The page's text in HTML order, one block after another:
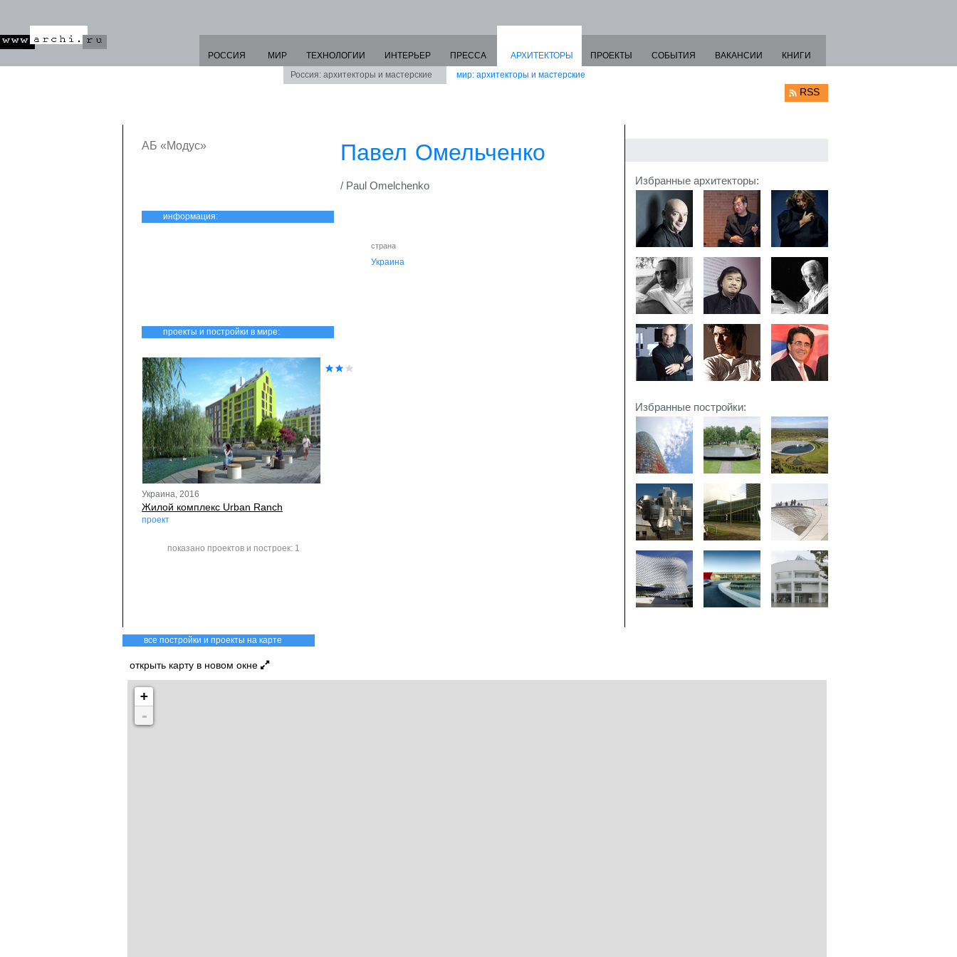
РОССИЯ МИР ТЕХНОЛОГИИ ИНТЕРЬЕР ПРЕССА
АРХИТЕКТОРЫ
Россия: архитекторы и мастерские
мир: архитекторы и мастерские
ПРОЕКТЫ СОБЫТИЯ ВАКАНСИИ КНИГИ
RSS
АБ «Модус» Павел Омельченко
/ Paul Omelchenko
информация:
страна
Украина
проекты и постройки в мире:
Украина, 2016
Жилой комплекс Urban Ranch
проект
показано проектов и построек: 1
Избранные архитекторы:
Избранные постройки:
все постройки и проекты на карте
открыть карту в новом окне
+
-